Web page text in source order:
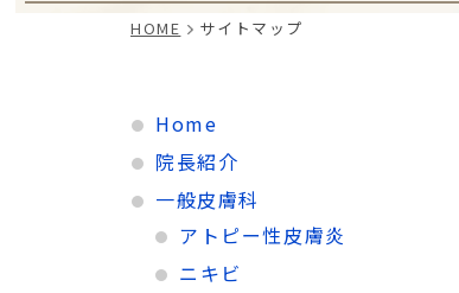
HOME サイトマップ
Home
院長紹介
一般皮膚科
アトピー性皮膚炎
ニキビ